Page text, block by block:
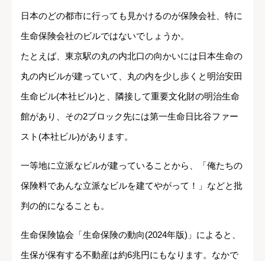
日本のどの都市に行っても見かけるのが保険会社、特に
生命保険会社のビルではないでしょうか。
たとえば、東京駅の丸の内北口の向かいには日本生命の
丸の内ビルが建っていて、丸の内を少し歩くと明治安田
生命ビル(本社ビル)と、隣接して重要文化財の明治生命
館があり、その2ブロック先には第一生命日比谷ファー
スト(本社ビル)があります。
一等地に立派なビルが建っていることから、「俺たちの
保険料であんな立派なビルを建てやがって！」などと批
判の的になることも。
生命保険協会「生命保険の動向(2024年版)」によると、
生保が保有する不動産は約6兆円にもなります。なかで